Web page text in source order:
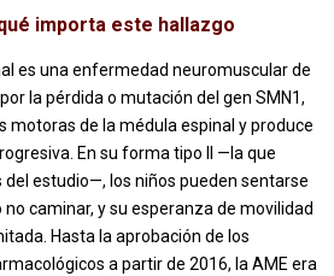
importa este hallazgo
es una enfermedad neuromuscular de
la pérdida o mutación del gen SMN1,
motoras de la médula espinal y produce
En su forma tipo II —la que
estudio—, los niños pueden sentarse
caminar, y su esperanza de movilidad
Hasta la aprobación de los
a partir de 2016, la AME era